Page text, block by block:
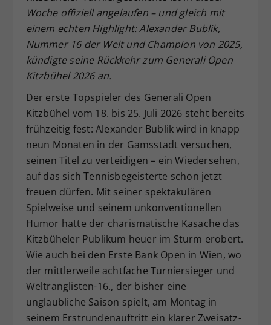
Woche offiziell angelaufen – und gleich mit
einem echten Highlight: Alexander Bublik,
Nummer 16 der Welt und Champion von 2025,
kündigte seine Rückkehr zum Generali Open
Kitzbühel 2026 an.
Der erste Topspieler des Generali Open
Kitzbühel vom 18. bis 25. Juli 2026 steht bereits
frühzeitig fest: Alexander Bublik wird in knapp
neun Monaten in der Gamsstadt versuchen,
seinen Titel zu verteidigen – ein Wiedersehen,
auf das sich Tennisbegeisterte schon jetzt
freuen dürfen. Mit seiner spektakulären
Spielweise und seinem unkonventionellen
Humor hatte der charismatische Kasache das
Kitzbüheler Publikum heuer im Sturm erobert.
Wie auch bei den Erste Bank Open in Wien, wo
der mittlerweile achtfache Turniersieger und
Weltranglisten-16., der bisher eine
unglaubliche Saison spielt, am Montag in
seinem Erstrundenauftritt ein klarer Zweisatz-
Zweck
Dieser Wert speichert Ihre Consent-
Einstellungen. Unter anderem eine
zufällig generierte ID, für die
historische Speicherung Ihrer
vorgenommen Einstellungen, falls der
Webseiten-Betreiber dies eingestellt
hat.